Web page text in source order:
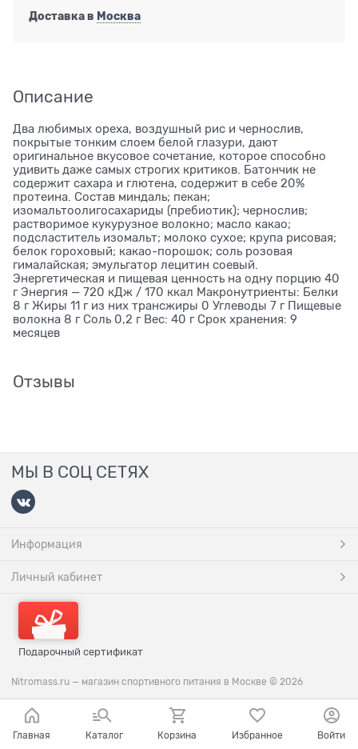
Доставка в Москва
Описание
Два любимых ореха, воздушный рис и чернослив,
покрытые тонким слоем белой глазури, дают
оригинальное вкусовое сочетание, которое способно
удивить даже самых строгих критиков. Батончик не
содержит сахара и глютена, содержит в себе 20%
протеина. Состав миндаль; пекан;
изомальтоолигосахариды (пребиотик); чернослив;
растворимое кукурузное волокно; масло какао;
подсластитель изомальт; молоко сухое; крупа рисовая;
белок гороховый; какао-порошок; соль розовая
гималайская; эмульгатор лецитин соевый.
Энергетическая и пищевая ценность на одну порцию 40
г Энергия — 720 кДж / 170 ккал Макронутриенты: Белки
8 г Жиры 11 г из них трансжиры 0 Углеводы 7 г Пищевые
волокна 8 г Соль 0,2 г Вес: 40 г Срок хранения: 9
месяцев
Отзывы
МЫ В СОЦ СЕТЯХ
Информация
Личный кабинет
Подарочный сертификат
Nitromass.ru — магазин спортивного питания в Москве © 2026
Главная Каталог Корзина Избранное Войти